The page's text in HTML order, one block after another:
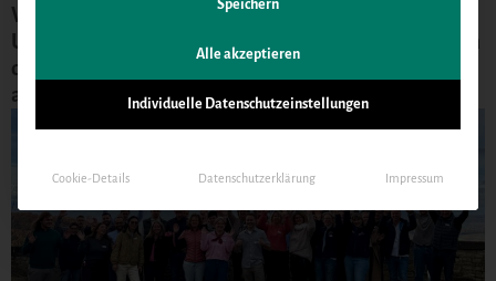
Vom 7. September bis 19. Oktober haben sich 42
Unternehmen aus Südniedersachsen erfolgreich an
der Move4Tree-Challenge beteiligt. Natürlich war
auch die GWG dabei.
Speichern
Alle akzeptieren
Individuelle Datenschutzeinstellungen
Cookie-Details Datenschutzerklärung Impressum